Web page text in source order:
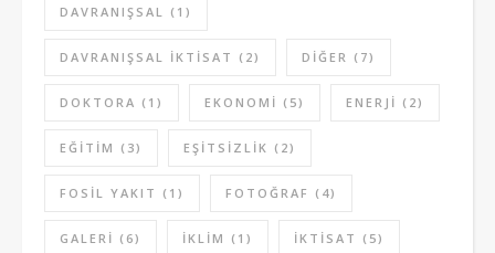
DAVRANIŞSAL (1)
DAVRANIŞSAL IKTISAT (2) DIĞER (7)
DOKTORA (1) EKONOMI (5) ENERJI (2)
EĞITIM (3) EŞITSIZLIK (2)
FOSIL YAKIT (1) FOTOĞRAF (4)
GALERI (6) IKLIM (1) IKTISAT (5)